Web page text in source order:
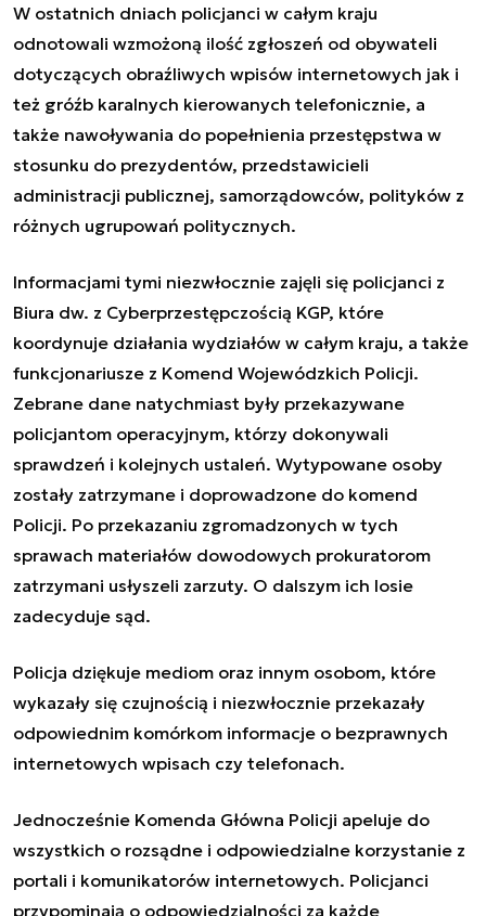
W ostatnich dniach policjanci w całym kraju
odnotowali wzmożoną ilość zgłoszeń od obywateli
dotyczących obraźliwych wpisów internetowych jak i
też gróźb karalnych kierowanych telefonicznie, a
także nawoływania do popełnienia przestępstwa w
stosunku do prezydentów, przedstawicieli
administracji publicznej, samorządowców, polityków z
różnych ugrupowań politycznych.
Informacjami tymi niezwłocznie zajęli się policjanci z
Biura dw. z Cyberprzestępczością KGP, które
koordynuje działania wydziałów w całym kraju, a także
funkcjonariusze z Komend Wojewódzkich Policji.
Zebrane dane natychmiast były przekazywane
policjantom operacyjnym, którzy dokonywali
sprawdzeń i kolejnych ustaleń. Wytypowane osoby
zostały zatrzymane i doprowadzone do komend
Policji. Po przekazaniu zgromadzonych w tych
sprawach materiałów dowodowych prokuratorom
zatrzymani usłyszeli zarzuty. O dalszym ich losie
zadecyduje sąd.
Policja dziękuje mediom oraz innym osobom, które
wykazały się czujnością i niezwłocznie przekazały
odpowiednim komórkom informacje o bezprawnych
internetowych wpisach czy telefonach.
Jednocześnie Komenda Główna Policji apeluje do
wszystkich o rozsądne i odpowiedzialne korzystanie z
portali i komunikatorów internetowych. Policjanci
przypominają o odpowiedzialności za każde